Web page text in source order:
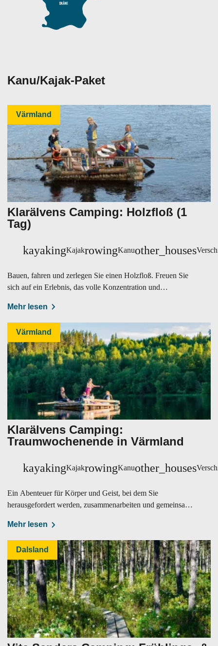
Kanu/Kajak-Paket
Värmland
Klarälvens Camping: Holzfloß (1
Tag)
kayakingKajakrowingKanuother_houses
Bauen, fahren und zerlegen Sie einen Holzfloß. Freuen Sie
sich auf ein Erlebnis, das volle Konzentration und
Mehr lesen
Värmland
Klarälvens Camping:
Traumwochenende in Värmland
kayakingKajakrowingKanuother_houses
Ein Abenteuer für Körper und Geist, bei dem Sie
herausgefordert werden, zusammenarbeiten und gemeinsam
Mehr lesen
Dalsland